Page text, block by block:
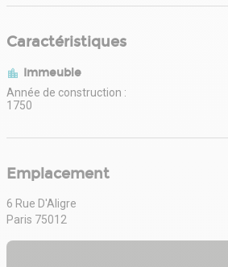
Caractéristiques
Immeuble
Année de construction :
1750
Emplacement
6 Rue D'Aligre
Paris 75012